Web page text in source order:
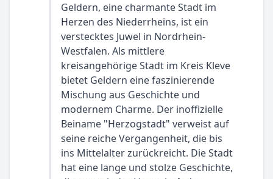
Geldern, eine charmante Stadt im
Herzen des Niederrheins, ist ein
verstecktes Juwel in Nordrhein-
Westfalen. Als mittlere
kreisangehörige Stadt im Kreis Kleve
bietet Geldern eine faszinierende
Mischung aus Geschichte und
modernem Charme. Der inoffizielle
Beiname "Herzogstadt" verweist auf
seine reiche Vergangenheit, die bis
ins Mittelalter zurückreicht. Die Stadt
hat eine lange und stolze Geschichte,